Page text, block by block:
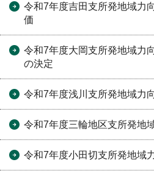
令和7年度吉田支所発地域力
価
令和7年度大岡支所発地域力
の決定
令和7年度浅川支所発地域力
令和7年度三輪地区支所発地
令和7年度小田切支所発地域